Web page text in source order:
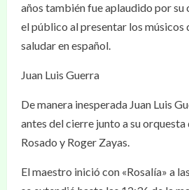
años también fue aplaudido por
el público al presentar los músicos
saludar en español.
Juan Luis Guerra
De manera inesperada Juan Luis
antes del cierre junto a su orquesta
Rosado y Roger Zayas.
El maestro inició con «Rosalía» a